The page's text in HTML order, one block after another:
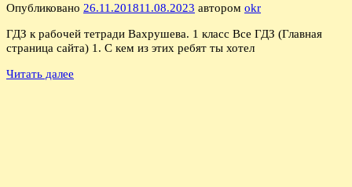
Опубликовано 26.11.201811.08.2023 автором okr
ГДЗ к рабочей тетради Вахрушева. 1 класс Все ГДЗ (Главная
страница сайта) 1. С кем из этих ребят ты хотел
Читать далее